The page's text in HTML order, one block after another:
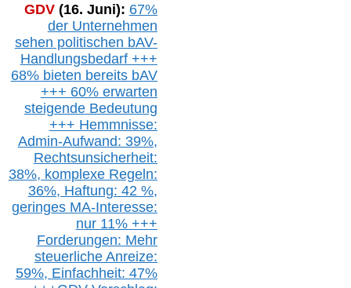
GDV (16. Juni): 67%
der Unternehmen
sehen politischen bAV-
Handlungsbedarf +++
68% bieten bereits bAV
+++ 60% erwarten
steigende Bedeutung
+++ Hemmnisse:
Admin-Aufwand: 39%,
Rechtsunsicherheit:
38%, komplexe Regeln:
36%, Haftung: 42 %,
geringes MA-Interesse:
nur 11% +++
Forderungen: Mehr
steuerliche Anreize:
59%, Einfachheit: 47%